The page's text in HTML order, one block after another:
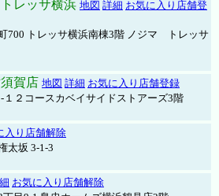
レッサ横浜 地図 詳細 お気に入り店舗登
700 トレッサ横浜南棟3階 ノジマ トレッサ
賀店 地図 詳細 お気に入り店舗登録
２コースカベイサイドストアーズ3階
入り店舗解除
太坂 3-1-3
お気に入り店舗解除